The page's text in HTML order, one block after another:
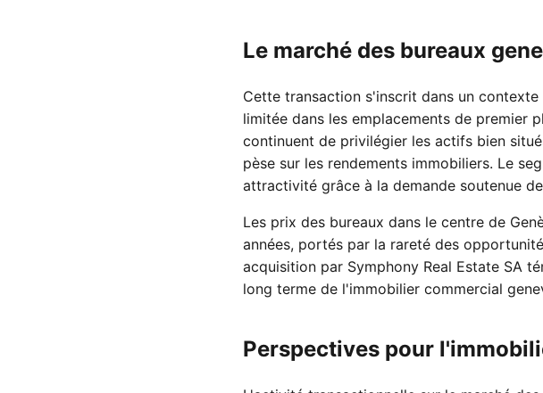
Le marché des bureaux
Cette transaction s'inscrit dans un
limitée dans les emplacements de premier
continuent de privilégier les actifs bien
pèse sur les rendements immobiliers. Le
attractivité grâce à la demande soutenue
Les prix des bureaux dans le centre de
années, portés par la rareté des
acquisition par Symphony Real Estate SA
long terme de l'immobilier commercial
Perspectives pour